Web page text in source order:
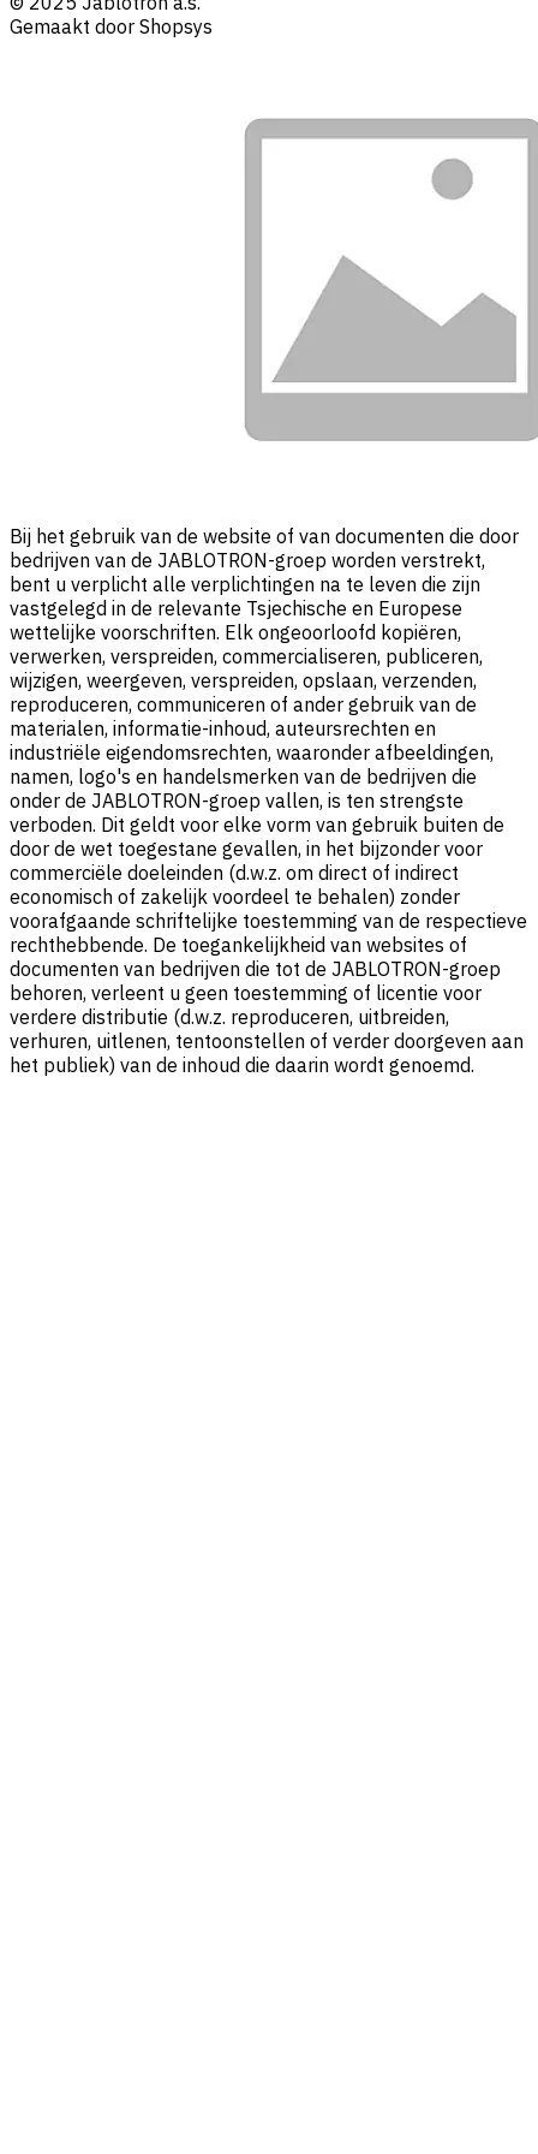
Gemaakt door Shopsys
Bij het gebruik van de website of van documenten die door
bedrijven van de JABLOTRON-groep worden verstrekt,
bent u verplicht alle verplichtingen na te leven die zijn
vastgelegd in de relevante Tsjechische en Europese
wettelijke voorschriften. Elk ongeoorloofd kopiëren,
verwerken, verspreiden, commercialiseren, publiceren,
wijzigen, weergeven, verspreiden, opslaan, verzenden,
reproduceren, communiceren of ander gebruik van de
materialen, informatie-inhoud, auteursrechten en
industriële eigendomsrechten, waaronder afbeeldingen,
namen, logo's en handelsmerken van de bedrijven die
onder de JABLOTRON-groep vallen, is ten strengste
verboden. Dit geldt voor elke vorm van gebruik buiten de
door de wet toegestane gevallen, in het bijzonder voor
commerciële doeleinden (d.w.z. om direct of indirect
economisch of zakelijk voordeel te behalen) zonder
voorafgaande schriftelijke toestemming van de respectieve
rechthebbende. De toegankelijkheid van websites of
documenten van bedrijven die tot de JABLOTRON-groep
behoren, verleent u geen toestemming of licentie voor
verdere distributie (d.w.z. reproduceren, uitbreiden,
verhuren, uitlenen, tentoonstellen of verder doorgeven aan
het publiek) van de inhoud die daarin wordt genoemd.